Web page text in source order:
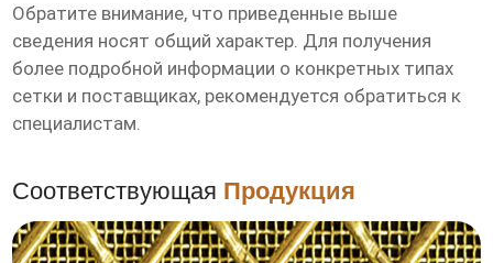
Обратите внимание, что приведенные выше
сведения носят общий характер. Для получения
более подробной информации о конкретных типах
сетки и поставщиках, рекомендуется обратиться к
специалистам.
Соответствующая Продукция